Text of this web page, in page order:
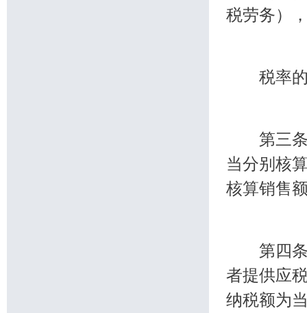
税劳务）
税率的
第三条
当分别核
核算销售
第四条
者提供应
纳税额为